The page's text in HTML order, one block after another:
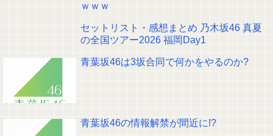
【櫻坂46】山田桃実からお知らせ
Powered by livedoor 相互RSS
ｗｗｗ
セットリスト・感想まとめ 乃木坂46 真夏
の全国ツアー2026 福岡Day1
青葉坂46は3坂合同で何かをやるのか?
青葉坂46の情報解禁が間近に!?